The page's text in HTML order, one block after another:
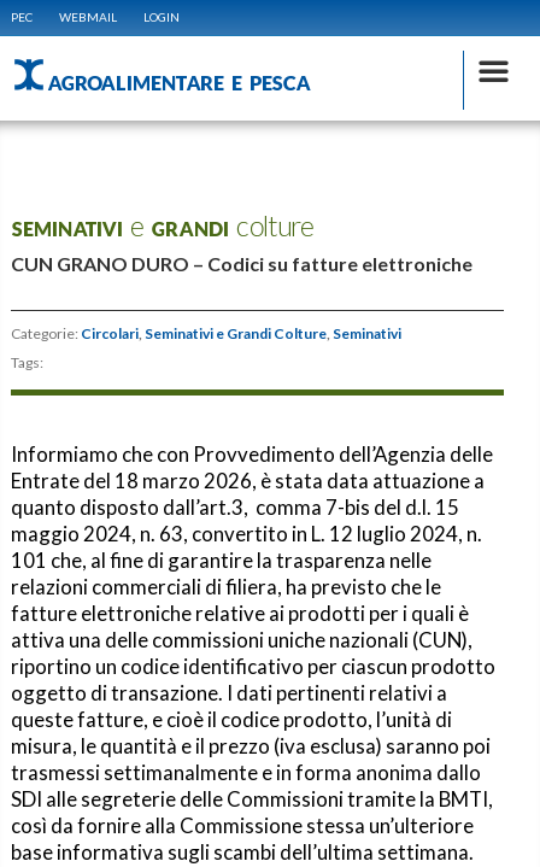
PEC WEBMAIL LOGIN
AGROALIMENTARE E PESCA
SEMINATIVI e GRANDI colture
CUN GRANO DURO – Codici su fatture elettroniche
Categorie: Circolari, Seminativi e Grandi Colture, Seminativi
Tags:
Informiamo che con Provvedimento dell’Agenzia delle
Entrate del 18 marzo 2026, è stata data attuazione a
quanto disposto dall’art.3, comma 7-bis del d.l. 15
maggio 2024, n. 63, convertito in L. 12 luglio 2024, n.
101 che, al fine di garantire la trasparenza nelle
relazioni commerciali di filiera, ha previsto che le
fatture elettroniche relative ai prodotti per i quali è
attiva una delle commissioni uniche nazionali (CUN),
riportino un codice identificativo per ciascun prodotto
oggetto di transazione. I dati pertinenti relativi a
queste fatture, e cioè il codice prodotto, l’unità di
misura, le quantità e il prezzo (iva esclusa) saranno poi
trasmessi settimanalmente e in forma anonima dallo
SDI alle segreterie delle Commissioni tramite la BMTI,
così da fornire alla Commissione stessa un’ulteriore
base informativa sugli scambi dell’ultima settimana.